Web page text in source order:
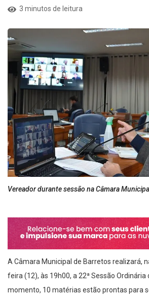
3 minutos de leitura
Vereador durante sessão na Câmara
A Câmara Municipal de Barretos realizará,
feira (12), às 19h00, a 22ª Sessão Ordinária
momento, 10 matérias estão prontas para